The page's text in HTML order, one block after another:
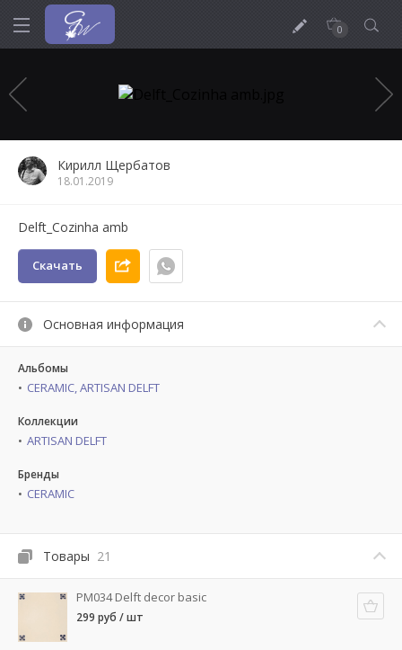
0
Кирилл Щербатов
18.01.2019
Delft_Cozinha amb
Скачать
Основная информация
Альбомы
CERAMIC, ARTISAN DELFT
Коллекции
ARTISAN DELFT
Бренды
CERAMIC
Товары 21
PM034 Delft decor basic
299 руб / шт